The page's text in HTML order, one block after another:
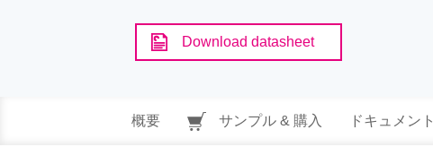
Download datasheet
概要 サンプル & 購入 ドキュメント